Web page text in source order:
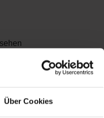
Über Cookies